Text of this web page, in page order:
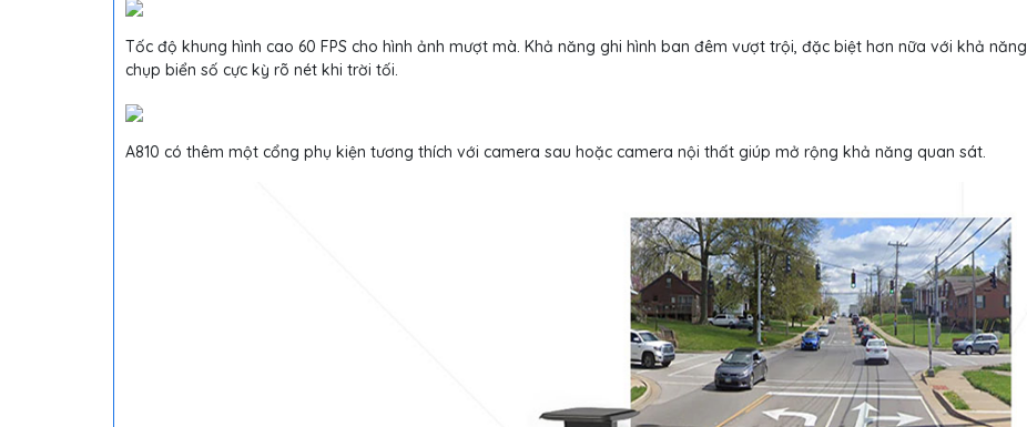
Tốc độ khung hình cao 60 FPS cho hình ảnh mượt mà. Khả năng ghi hình ban đêm vượt trội, đặc biệt hơn nữa với khả năng
chụp biển số cực kỳ rõ nét khi trời tối.
A810 có thêm một cổng phụ kiện tương thích với camera sau hoặc camera nội thất giúp mở rộng khả năng quan sát.